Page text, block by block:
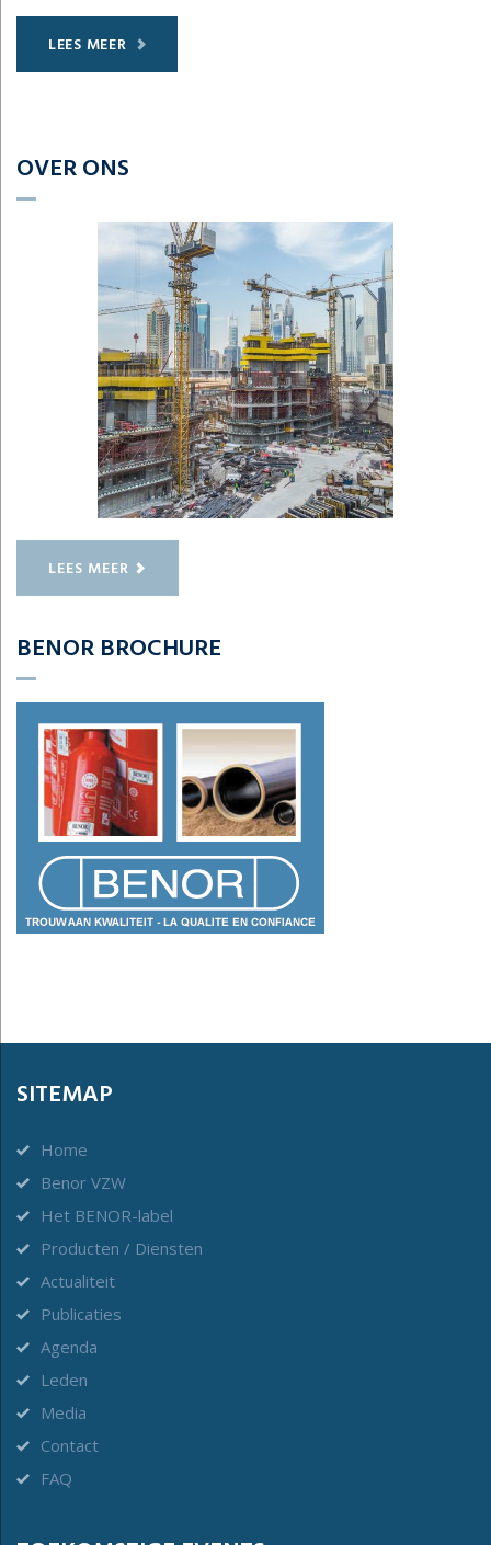
LEES MEER
OVER ONS
LEES MEER
BENOR BROCHURE
SITEMAP
Home
Benor VZW
Het BENOR-label
Producten / Diensten
Actualiteit
Publicaties
Agenda
Leden
Media
Contact
FAQ